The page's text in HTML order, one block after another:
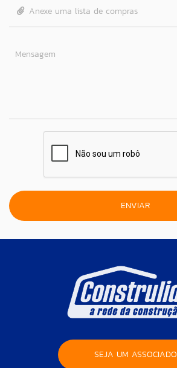
Anexe uma lista de compras
Mensagem
SEJA UM ASSOCIADO